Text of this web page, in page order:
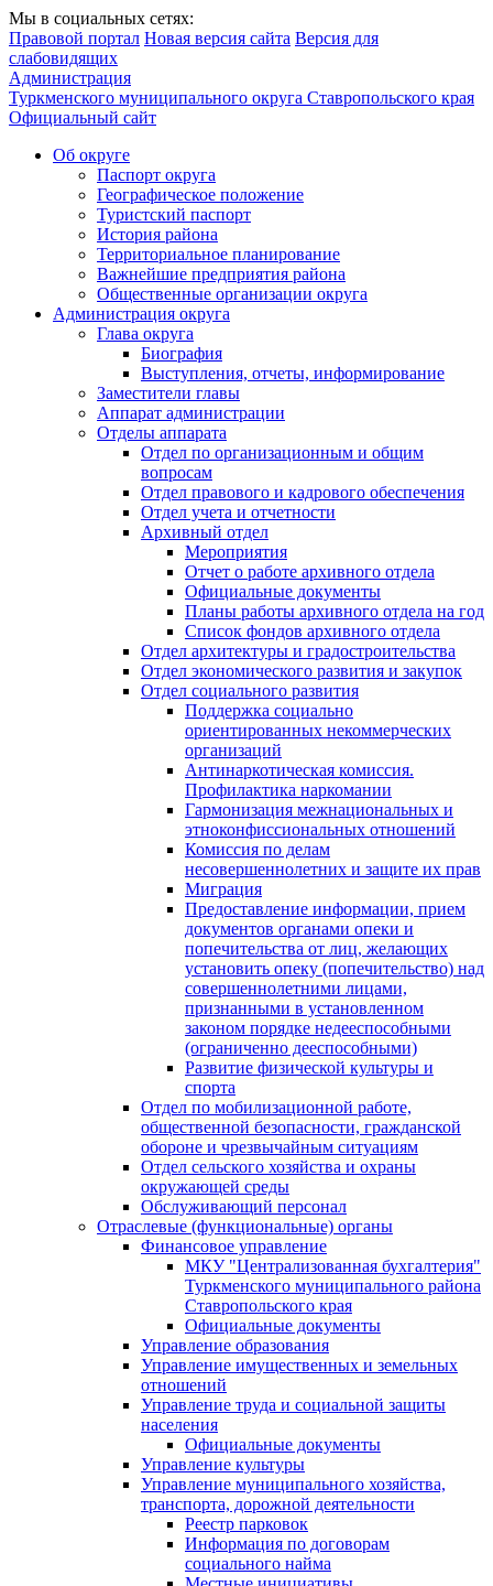
Мы в социальных сетях:
Правовой портал Новая версия сайта Версия для
слабовидящих
Администрация
Туркменского муниципального округа Ставропольского края
Официальный сайт
Об округе
Паспорт округа
Географическое положение
Туристский паспорт
История района
Территориальное планирование
Важнейшие предприятия района
Общественные организации округа
Администрация округа
Глава округа
Биография
Выступления, отчеты, информирование
Заместители главы
Аппарат администрации
Отделы аппарата
Отдел по организационным и общим
вопросам
Отдел правового и кадрового обеспечения
Отдел учета и отчетности
Архивный отдел
Мероприятия
Отчет о работе архивного отдела
Официальные документы
Планы работы архивного отдела на год
Список фондов архивного отдела
Отдел архитектуры и градостроительства
Отдел экономического развития и закупок
Отдел социального развития
Поддержка социально
ориентированных некоммерческих
организаций
Антинаркотическая комиссия.
Профилактика наркомании
Гармонизация межнациональных и
этноконфиссиональных отношений
Комиссия по делам
несовершеннолетних и защите их прав
Миграция
Предоставление информации, прием
документов органами опеки и
попечительства от лиц, желающих
установить опеку (попечительство) над
совершеннолетними лицами,
признанными в установленном
законом порядке недееспособными
(ограниченно дееспособными)
Развитие физической культуры и
спорта
Отдел по мобилизационной работе,
общественной безопасности, гражданской
оборонe и чрезвычайным ситуациям
Отдел сельского хозяйства и охраны
окружающей среды
Обслуживающий персонал
Отраслевые (функциональные) органы
Финансовое управление
МКУ "Централизованная бухгалтерия"
Туркменского муниципального района
Ставропольского края
Официальные документы
Управление образования
Управление имущественных и земельных
отношений
Управление труда и социальной защиты
населения
Официальные документы
Управление культуры
Управление муниципального хозяйства,
транспорта, дорожной деятельности
Реестр парковок
Информация по договорам
социального найма